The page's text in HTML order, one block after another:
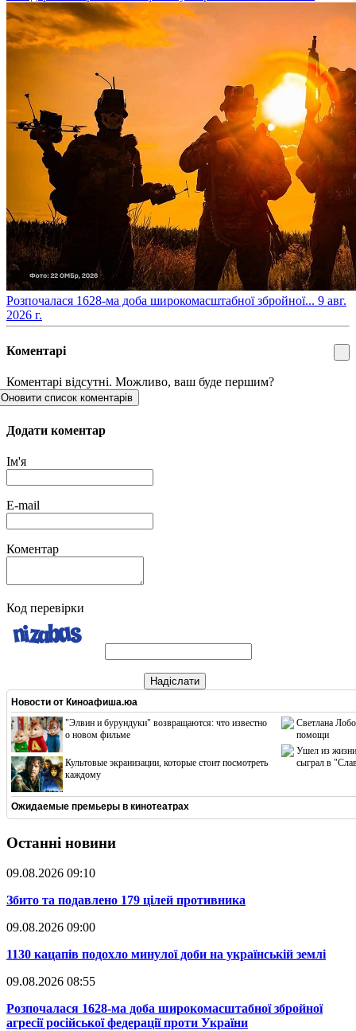
​Розпочалася 1628-ма доба широкомасштабної збройної... 9 авг.
2026 г.
Коментарі
Коментарі відсутні. Можливо, ваш буде першим?
Оновити список коментарів
Додати коментар
Ім'я
E-mail
Коментар
Код перевірки
Надіслати
Новости от Киноафиша.юа
"Элвин и бурундуки" возвращаются: что известно
о новом фильме
Культовые экранизации, которые стоит посмотреть
каждому
Светлана
помощи
Ушел из жизни
сыграл в
Ожидаемые премьеры в кинотеатрах
Останні новини
09.08.2026 09:10
​Збито та подавлено 179 цілей противника
09.08.2026 09:00
​1130 кацапів подохло минулої доби на українській землі
09.08.2026 08:55
​Розпочалася 1628-ма доба широкомасштабної збройної
агресії російської федерації проти України